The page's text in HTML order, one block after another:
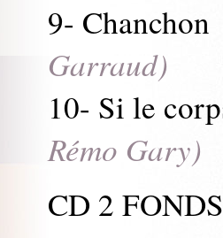
9-
Garraud)
10- Si le
Rémo Gary)
CD 2